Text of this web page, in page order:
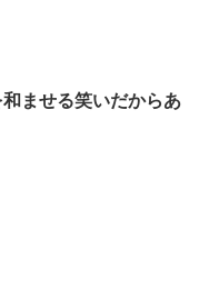
ませる笑いだからあ